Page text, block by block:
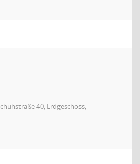
40, Erdgeschoss,